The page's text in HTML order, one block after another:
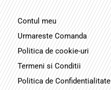
Contul meu
Urmareste Comanda
Politica de cookie-uri
Termeni si Conditii
Politica de Confidentialitate